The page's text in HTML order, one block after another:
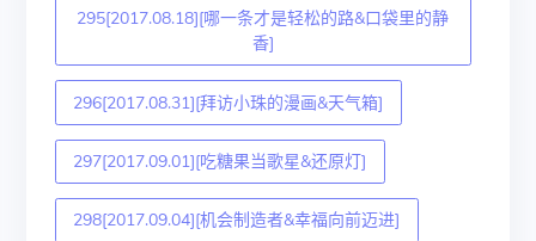
295[2017.08.18][哪一条才是轻松的路&口袋里的静
香]
296[2017.08.31][拜访小珠的漫画&天气箱]
297[2017.09.01][吃糖果当歌星&还原灯]
298[2017.09.04][机会制造者&幸福向前迈进]